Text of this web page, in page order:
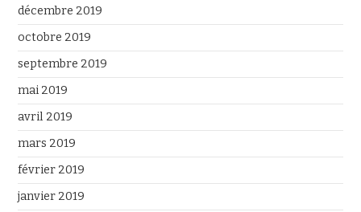
décembre 2019
octobre 2019
septembre 2019
mai 2019
avril 2019
mars 2019
février 2019
janvier 2019